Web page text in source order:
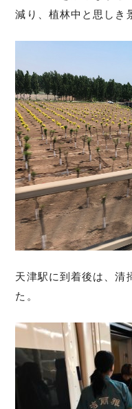
減り、植林中と思しき
天津駅に到着後は、清
た。